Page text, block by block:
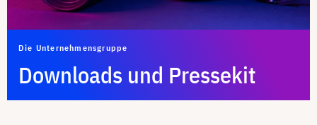
Die Unternehmensgruppe
Downloads und Pressekit